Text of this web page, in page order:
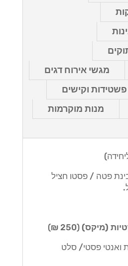
מגשי אירוח דגים
פשטידות וקישים
מנות מוקרמות
פטה / פסטו חציל
(250 ₪)
ואנטי פסטי/ סלט